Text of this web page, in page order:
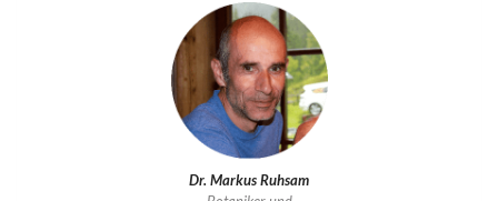
Dr. Markus Ruhsam